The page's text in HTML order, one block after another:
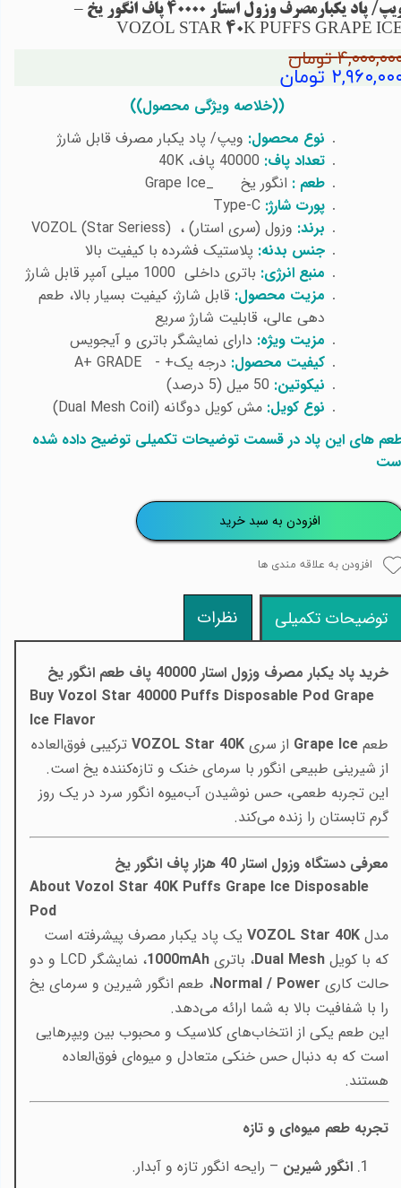
ویپ/ پاد یکبارمصرف وزول استار 40000 پاف انگور یخ –
VOZOL STAR 40K PUFFS GRAPE
تومان
تومان
))خلاصه ویژگی محصول))
نوع محصول: ویپ/ پاد یکبار مصرف قابل شارژ
تعداد پاف: 40000 پاف،
40K
طعم : انگور یخ _Grape Ice
پورت شارژ: Type-C
برند: وزول (سری استار) ، VOZOL (Star Seriess)
جنس بدنه: پلاستیک فشرده با کیفیت بالا
منبع انرژی: باتری داخلی 1000 میلی آمپر قابل شارژ
مزیت محصول: قابل شارژ، کیفیت بسیار بالا، طعم
دهی عالی، قابلیت شارژ سریع
مزیت ویژه: دارای نمایشگر باتری و آیجویس
کیفیت محصول: درجه یک+ - A+ GRADE
نیکوتین: 50 میل (5 درصد)
نوع کویل: مش کویل دوگانه (Dual Mesh Coil
)
های این پاد در قسمت توضیحات تکمیلی توضیح داده شده
افزودن به سبد خرید
افزودن به علاقه مندی ها
توضیحات تکمیلی نظرات
خرید پاد یکبار مصرف وزول استار 40000 پاف طعم
انگور یخ
Buy Vozol Star 40000 Puffs Disposable Pod Grape
Ice Flavor
طعم Grape Ice از سری VOZOL Star 40Kترکیبی فوق‌العاده
از شیرینی طبیعی انگور با سرمای خنک و تازه‌کننده یخ است.
این تجربه طعمی، حس نوشیدن آب‌میوه انگور سرد در یک روز
گرم تابستان را زنده می‌کند.
معرفی دستگاه وزول استار 40 هزار پاف انگور یخ
About Vozol Star 40K Puffs Grape Ice Disposable
Pod
مدل VOZOL Star 40Kیک پاد یکبار مصرف پیشرفته است
که با کویل Dual Mesh، باتری 1000mAh
، نمایشگر LCD و دو
حالت کاری Normal / Power، طعم انگور شیرین و سرمای یخ
را با شفافیت بالا به شما ارائه می‌دهد.
این طعم یکی از انتخاب‌های کلاسیک و محبوب بین ویپرهایی
است که به دنبال حس خنکی متعادل و میوه‌ای فوق‌العاده
هستند.
تجربه طعم میوه‌ای و تازه
انگور شیرین – رایحه انگور تازه و آبدار.